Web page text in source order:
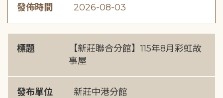
發佈時間 2026-08-03
標題
【新莊聯合分館】115年8月彩虹故
事屋
發布單位 新莊中港分館